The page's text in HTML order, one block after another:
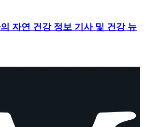
자연 건강 정보 기사 및 건강 뉴